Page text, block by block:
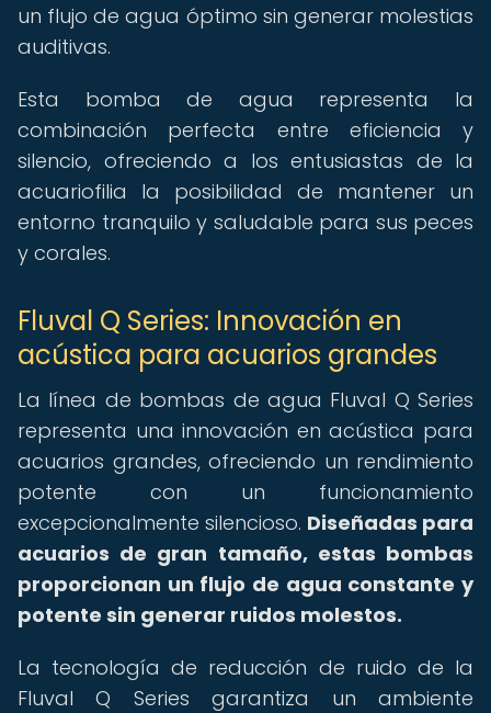
un flujo de agua óptimo sin generar molestias
auditivas.
Esta bomba de agua representa la
combinación perfecta entre eficiencia y
silencio, ofreciendo a los entusiastas de la
acuariofilia la posibilidad de mantener un
entorno tranquilo y saludable para sus peces
y corales.
Fluval Q Series: Innovación en
acústica para acuarios grandes
La línea de bombas de agua Fluval Q Series
representa una innovación en acústica para
acuarios grandes, ofreciendo un rendimiento
potente con un funcionamiento
excepcionalmente silencioso. Diseñadas para
acuarios de gran tamaño, estas bombas
proporcionan un flujo de agua constante y
potente sin generar ruidos molestos.
La tecnología de reducción de ruido de la
Fluval Q Series garantiza un ambiente